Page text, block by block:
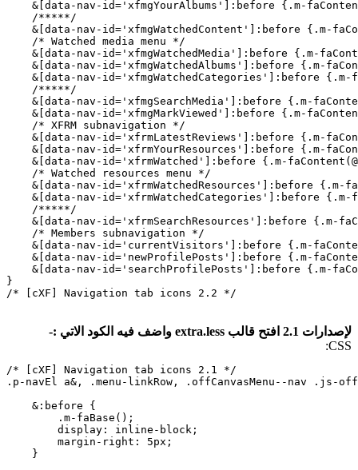
&[data-nav-id='xfmgYourAlbums']:before {.m-
    /*****/
&[data-nav-id='xfmgWatchedContent']:before {.m-
    /* Watched media menu */
&[data-nav-id='xfmgWatchedMedia']:before {.m-
&[data-nav-id='xfmgWatchedAlbums']:before {.m-
&[data-nav-id='xfmgWatchedCategories']:before
    /*****/
&[data-nav-id='xfmgSearchMedia']:before {.m-
&[data-nav-id='xfmgMarkViewed']:before {.m-
    /* XFRM subnavigation */
&[data-nav-id='xfrmLatestReviews']:before {.m-
&[data-nav-id='xfrmYourResources']:before {.m-
&[data-nav-id='xfrmWatched']:before {.m-
    /* Watched resources menu */
&[data-nav-id='xfrmWatchedResources']:before {.m-
&[data-nav-id='xfrmWatchedCategories']:before
    /*****/
&[data-nav-id='xfrmSearchResources']:before {.m-
    /* Members subnavigation */
&[data-nav-id='currentVisitors']:before {.m-
&[data-nav-id='newProfilePosts']:before {.m-
&[data-nav-id='searchProfilePosts']:before {.m-
}
/* [cXF] Navigation tab icons 2.2 */
لإصدارات 2.1 افتح قالب extra.less واضف فيه الكود الاتي :-
CSS:
/* [cXF] Navigation tab icons 2.1 */
.p-navEl a&, .menu-linkRow, .offCanvasMenu--nav .js-
    &:before {
        .m-faBase();
        display: inline-block;
        margin-right: 5px;
    }